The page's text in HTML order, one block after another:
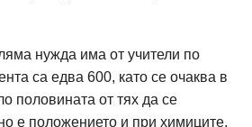
нужда има от учители по
са едва 600, като се очаква в
половината от тях да се
е положението и при химиците,